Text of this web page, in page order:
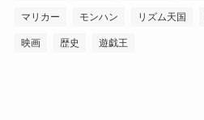
マリカー モンハン リズム天国
映画 歴史 遊戯王